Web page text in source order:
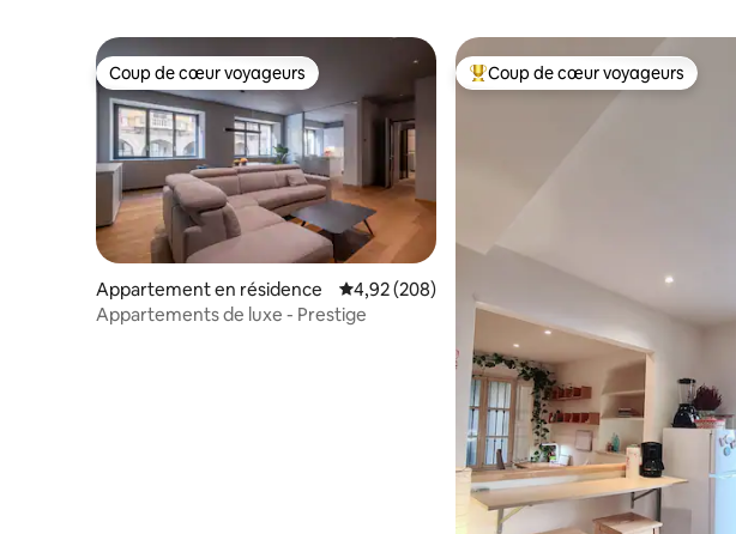
Coup de cœur voyageurs
Coup de cœur voyageurs
Appartement en résidence Évaluation moyenne sur la base de 208
4,92 (208)
Appartements de luxe - Prestige
Coups de cœur voyageurs les
Coup de cœur voyageurs